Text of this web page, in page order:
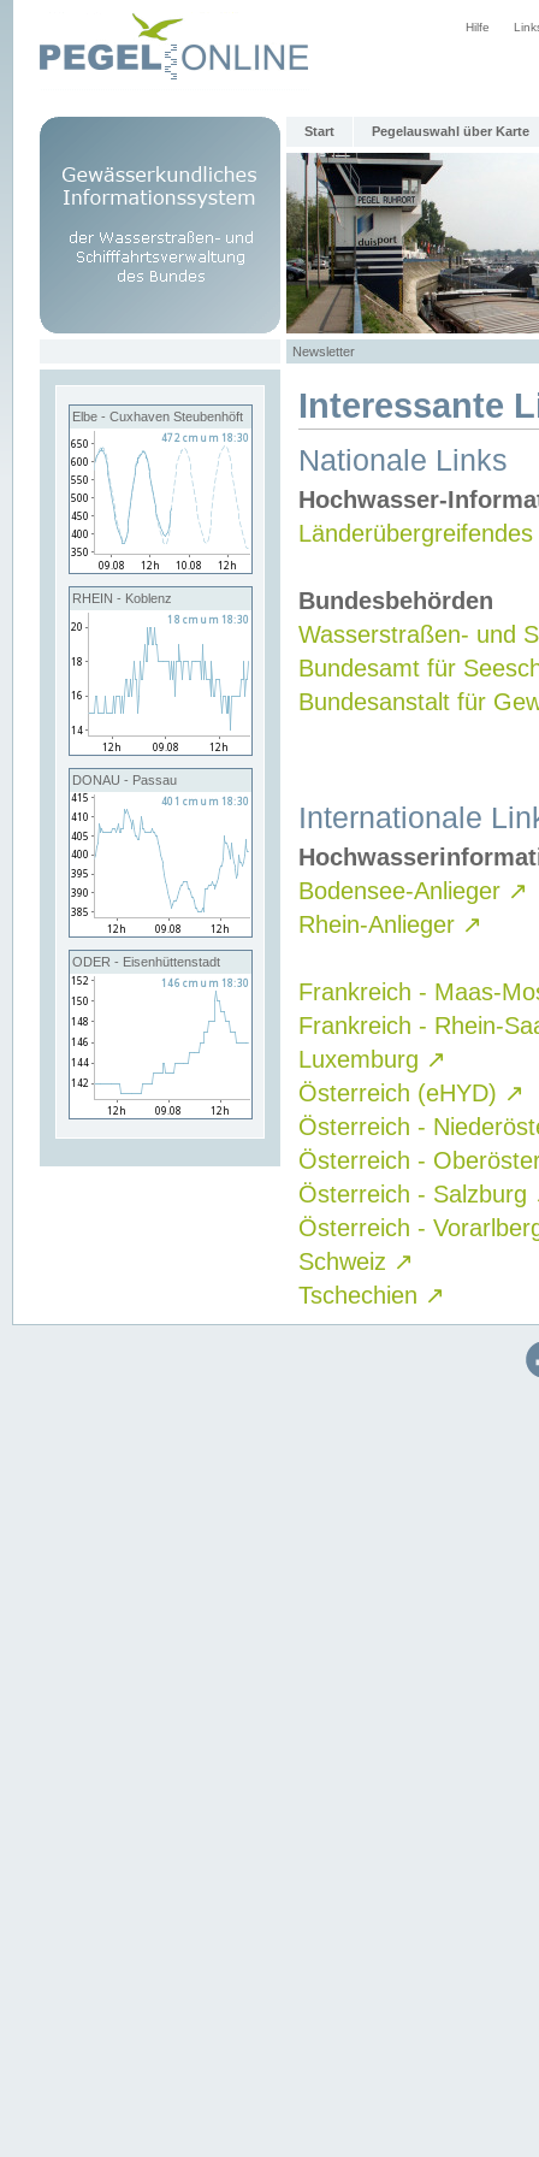
Hilfe
Start Pegelauswahl über Karte
Newsletter
Elbe - Cuxhaven Steubenhöft
RHEIN - Koblenz
DONAU - Passau
ODER - Eisenhüttenstadt
Interessante
Nationale Links
Hochwasser-
Bundesbehörden
Wasserstraßen- und
Bundesamt für
Bundesanstalt für
Internationale
Bodensee-Anlieger ↗
Rhein-Anlieger ↗
Frankreich - Maas-
Frankreich - Rhein-
Luxemburg ↗
Österreich (eHYD) ↗
Österreich -
Österreich -
Österreich - Salzburg
Österreich -
Schweiz ↗
Tschechien ↗